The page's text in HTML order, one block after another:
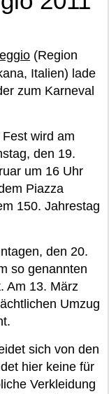
(Region
Italien) lade
zum Karneval
Fest wird am
den 19.
um 16 Uhr
Piazza
150. Jahrestag
den 20.
so genannten
Am 13. März
Umzug
sich von den
hier keine für
Verkleidung